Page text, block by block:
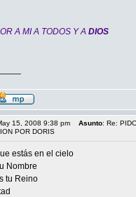
A MI A TODOS Y A DIOS
15, 2008 9:38 pm Asunto: Re:
POR DORIS
estás en el cielo
Nombre
tu Reino